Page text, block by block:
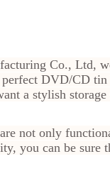
Co., Ltd,
perfect DVD/CD
a stylish
not only
you can be sure